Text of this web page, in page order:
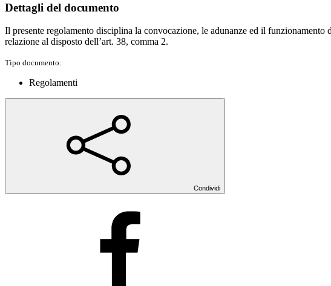
Dettagli del documento
Il presente regolamento disciplina la convocazione, le adunanze ed il
relazione al disposto dell’art. 38, comma 2.
Tipo documento:
Regolamenti
Condividi